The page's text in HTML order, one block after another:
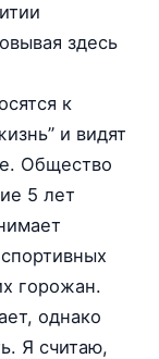
здесь
к
и видят
Общество
5 лет
горожан.
однако
Я считаю,